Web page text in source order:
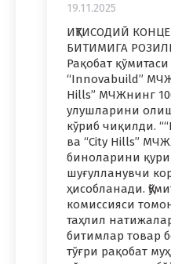
19.11.2025
ИҚТИСОДИЙ
БИТИМИГА
Рақобат
“Innovabuild”
Hills” МЧЖнинг
улушларини
кўриб чиқилди.
ва “City Hills”
биноларини
шуғулланувчи
ҳисобланади.
комиссияси
таҳлил
битимлар товар
тўғри рақобат